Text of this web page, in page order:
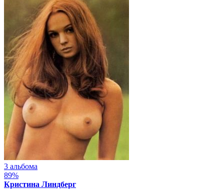
3 альбома
89%
Кристина Линдберг